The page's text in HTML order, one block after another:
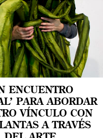
ENCUENTRO
PARA ABORDAR
VÍNCULO CON
A TRAVÉS